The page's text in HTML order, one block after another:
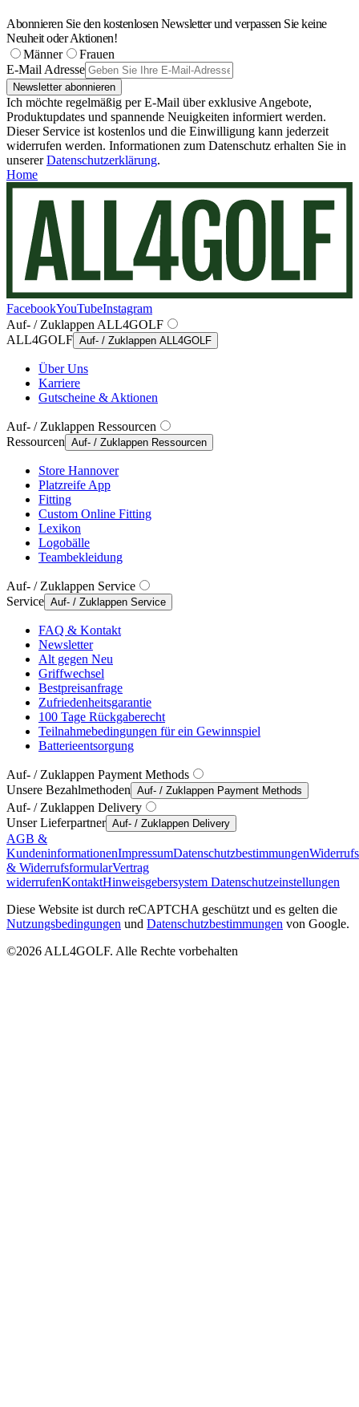
Abonnieren Sie den kostenlosen Newsletter und verpassen Sie keine
Neuheit oder Aktionen!
Männer
Frauen
E-Mail Adresse
Newsletter abonnieren
Ich möchte regelmäßig per E-Mail über exklusive Angebote,
Produktupdates und spannende Neuigkeiten informiert werden.
Dieser Service ist kostenlos und die Einwilligung kann jederzeit
widerrufen werden. Informationen zum Datenschutz erhalten Sie in
unsererDatenschutzerklärung.
Home
FacebookYouTubeInstagram
Auf- / Zuklappen ALL4GOLF
ALL4GOLF Auf- / Zuklappen ALL4GOLF
Über Uns
Karriere
Gutscheine & Aktionen
Auf- / Zuklappen Ressourcen
Ressourcen Auf- / Zuklappen Ressourcen
Store Hannover
Platzreife App
Fitting
Custom Online Fitting
Lexikon
Logobälle
Teambekleidung
Auf- / Zuklappen Service
Service Auf- / Zuklappen Service
FAQ & Kontakt
Newsletter
Alt gegen Neu
Griffwechsel
Bestpreisanfrage
Zufriedenheitsgarantie
100 Tage Rückgaberecht
Teilnahmebedingungen für ein Gewinnspiel
Batterieentsorgung
Auf- / Zuklappen Payment Methods
Unsere Bezahlmethoden Auf- / Zuklappen Payment Methods
Auf- / Zuklappen Delivery
Unser Lieferpartner Auf- / Zuklappen Delivery
AGB &
KundeninformationenImpressumDatenschutzbestimmungen
& WiderrufsformularVertrag
widerrufenKontaktHinweisgebersystem Datenschutzeinstellungen
Diese Website ist durch reCAPTCHA geschützt und es gelten die
Nutzungsbedingungen und Datenschutzbestimmungen von Google.
©2026 ALL4GOLF. Alle Rechte vorbehalten